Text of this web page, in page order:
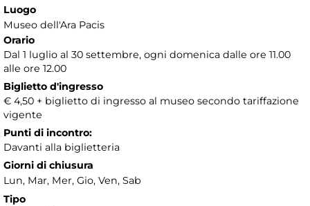
Luogo
Museo dell'Ara Pacis
Orario
Dal 1 luglio al 30 settembre, ogni domenica dalle ore 11.00
alle ore 12.00
Biglietto d'ingresso
€ 4,50 + biglietto di ingresso al museo secondo tariffazione
vigente
Punti di incontro:
Davanti alla biglietteria
Giorni di chiusura
Lun, Mar, Mer, Gio, Ven, Sab
Tipo